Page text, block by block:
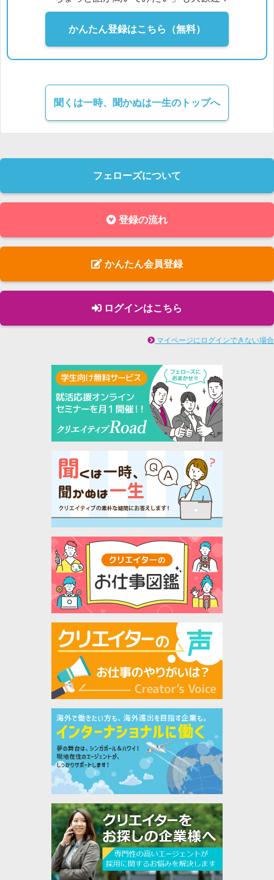
かんたん登録はこちら（無料）
聞くは一時、聞かぬは一生のトップへ
フェローズについて
登録の流れ
かんたん会員登録
ログインはこちら
マイページにログインできない場合